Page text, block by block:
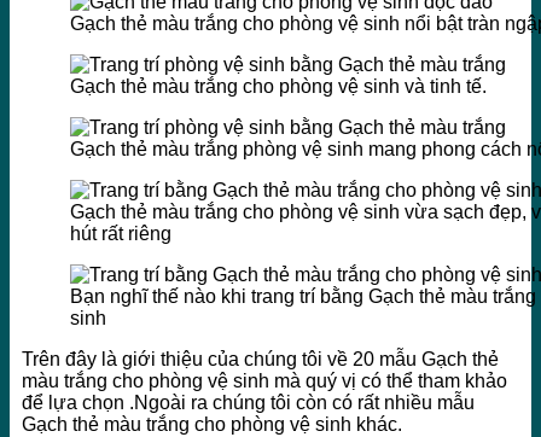
Gạch thẻ màu trắng cho phòng vệ sinh nổi bật tràn
Gạch thẻ màu trắng cho phòng vệ sinh và tinh tế.
Gạch thẻ màu trắng phòng vệ sinh mang phong cách
Gạch thẻ màu trắng cho phòng vệ sinh vừa sạch đẹp,
hút rất riêng
Bạn nghĩ thế nào khi trang trí bằng Gạch thẻ màu
sinh
Trên đây là giới thiệu của chúng tôi về 20 mẫu Gạch thẻ
màu trắng cho phòng vệ sinh mà quý vị có thể tham khảo
để lựa chọn .Ngoài ra chúng tôi còn có rất nhiều mẫu
Gạch thẻ màu trắng cho phòng vệ sinh khác.